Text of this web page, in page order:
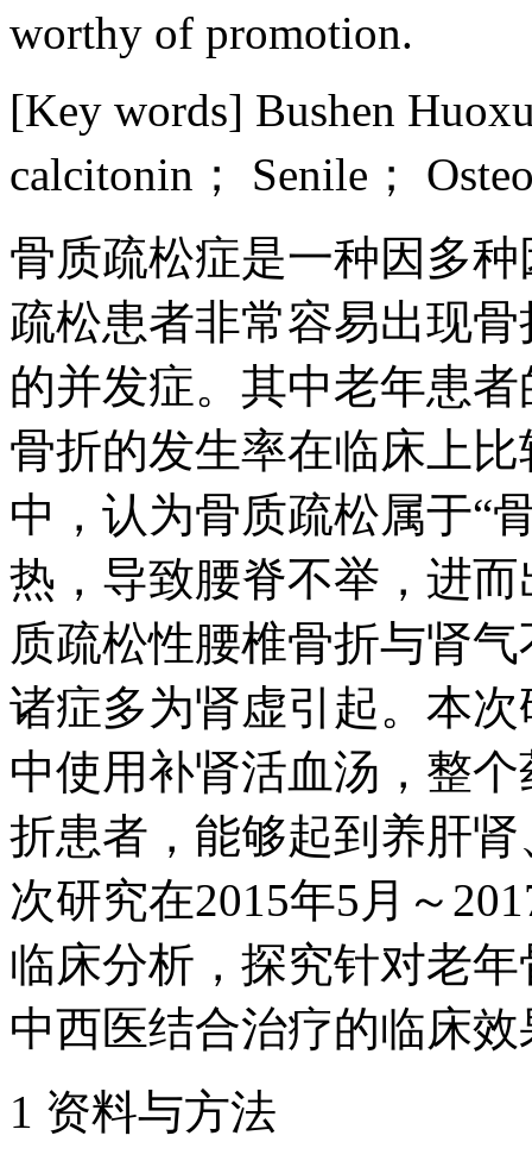
worthy of promotion.
[Key words] Bushen
calcitonin； Senile；
骨质疏松症是一种因多
疏松患者非常容易出现
的并发症。其中老年患
骨折的发生率在临床上
中，认为骨质疏松属于“
热，导致腰脊不举，进
质疏松性腰椎骨折与肾
诸症多为肾虚引起。本
中使用补肾活血汤，整
折患者，能够起到养肝
次研究在2015年5月～
临床分析，探究针对老
中西医结合治疗的临床
1 资料与方法